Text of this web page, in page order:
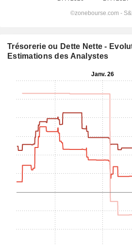
Trésorerie ou Dette Nette -
Estimations des Analystes